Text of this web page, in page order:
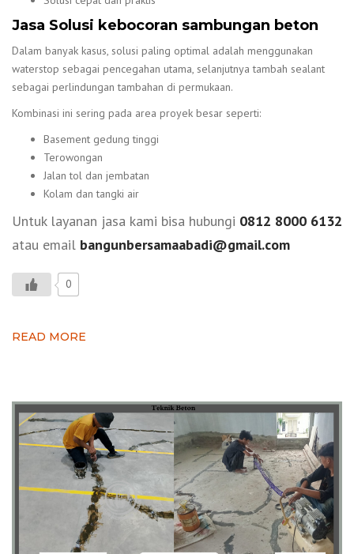
Jasa Solusi kebocoran sambungan beton
Dalam banyak kasus, solusi paling optimal adalah menggunakan
waterstop sebagai pencegahan utama, selanjutnya tambah sealant
sebagai perlindungan tambahan di permukaan.
Kombinasi ini sering pada area proyek besar seperti:
Basement gedung tinggi
Terowongan
Jalan tol dan jembatan
Kolam dan tangki air
Untuk layanan jasa kami bisa hubungi 0812 8000 6132
atau email bangunbersamaabadi@gmail.com
0
READ MORE